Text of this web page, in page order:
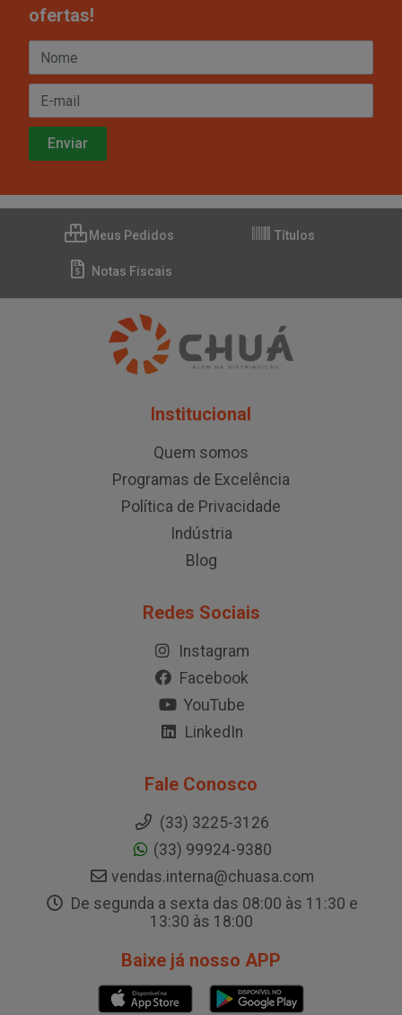
ofertas!
Meus Pedidos Títulos
Notas Fiscais
Institucional
Quem somos
Programas de Excelência
Política de Privacidade
Indústria
Blog
Redes Sociais
Instagram
Facebook
YouTube
LinkedIn
Fale Conosco
(33) 3225-3126
(33) 99924-9380
vendas.interna@chuasa.com
De segunda a sexta das 08:00 às 11:30 e
13:30 às 18:00
Baixe já nosso APP